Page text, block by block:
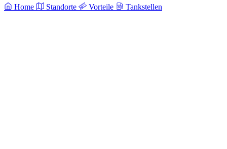
Home Standorte Vorteile Tankstellen